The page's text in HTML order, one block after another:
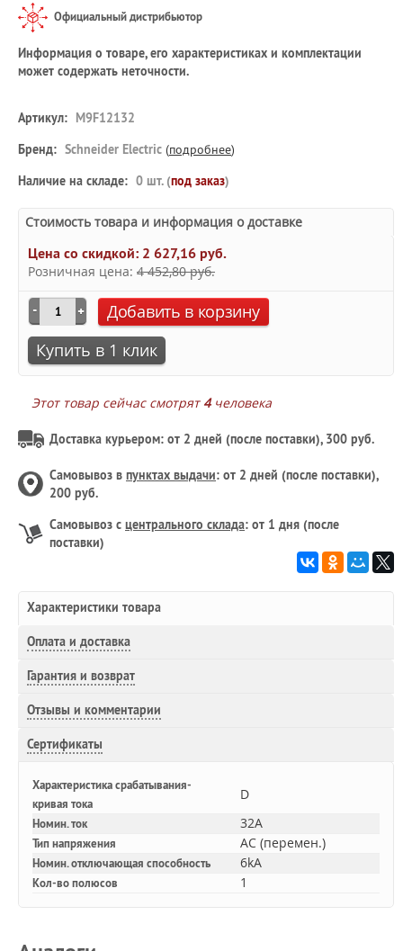
Официальный дистрибьютор
Информация о товаре, его характеристиках и комплектации
может содержать неточности.
Артикул: M9F12132
Бренд: Schneider Electric (подробнее)
Наличие на складе: 0 шт. (под заказ)
Стоимость товара и информация о доставке
Цена со скидкой: 2 627,16 руб.
Розничная цена: 4 452,80 руб.
Добавить в корзину
Купить в 1 клик
Этот товар сейчас смотрят 4человека
Доставка курьером: от 2 дней (после поставки), 300 руб.
Самовывоз в пунктах выдачи: от 2 дней (после поставки),
200 руб.
Самовывоз с центрального склада: от 1 дня (после
поставки)
Характеристики товара
Оплата и доставка
Гарантия и возврат
Отзывы и комментарии
Сертификаты
Характеристика срабатывания-
кривая тока
D
Номин. ток 32A
Тип напряжения AC (перемен.)
Номин. отключающая способность 6kA
Кол-во полюсов 1